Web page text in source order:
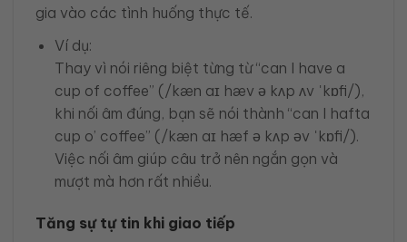
gia vào các tình huống thực tế.
Ví dụ:
Thay vì nói riêng biệt từng từ “can I have a
cup of coffee” (/kæn aɪ hæv ə kʌp ʌv ˈkɒfi/),
khi nối âm đúng, bạn sẽ nói thành “can I hafta
cup o’ coffee” (/kæn aɪ hæf ə kʌp əv ˈkɒfi/).
Việc nối âm giúp câu trở nên ngắn gọn và
mượt mà hơn rất nhiều.
Tăng sự tự tin khi giao tiếp